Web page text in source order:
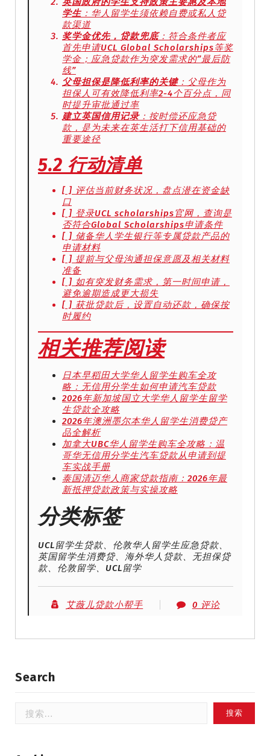
学生 ：华人留学生须依赖自费或私人贷
款渠道
奖学金优先，贷款兜底：符合条件者应
首先申请UCL Global Scholarships等奖
学金；应急贷款作为突发需求的”最后防
线”
父母担保是降低利率的关键：父母作为
担保人可有效降低利率2-4个百分点，同
时提升审批通过率
建立英国信用记录：按时偿还应急贷
款，是为未来在英生活打下信用基础的
重要途径
5.2 行动清单
[ ] 评估当前财务状况，盘点潜在资金缺
口
[ ] 登录UCL scholarships官网，查询是
否符合Global Scholarships申请条件
[ ] 储备华人学生银行等专属贷款产品的
申请材料
[ ] 提前与父母沟通担保意愿及相关材料
准备
[ ] 如有突发财务需求，第一时间申请，
避免逾期造成更大损失
[ ] 获批贷款后，设置自动还款，确保按
时履约
相关推荐阅读
日本早稻田大学华人留学生购车全攻
略：无信用分学生如何申请汽车贷款
2026年新加坡国立大学华人留学生留学
生贷款全攻略
2026年澳洲墨尔本华人留学生消费贷产
品全解析
加拿大UBC华人留学生购车全攻略：温
哥华无信用分学生汽车贷款从申请到提
车实战手册
泰国清迈华人商家贷款指南：2026年最
新抵押贷款政策与实操攻略
分类标签
UCL留学生贷款、伦敦华人留学生应急贷款、
英国留学生消费贷、海外华人贷款、无担保贷
款、伦敦留学、UCL留学
艾薇儿贷款小帮手 0 评论
Search
索：